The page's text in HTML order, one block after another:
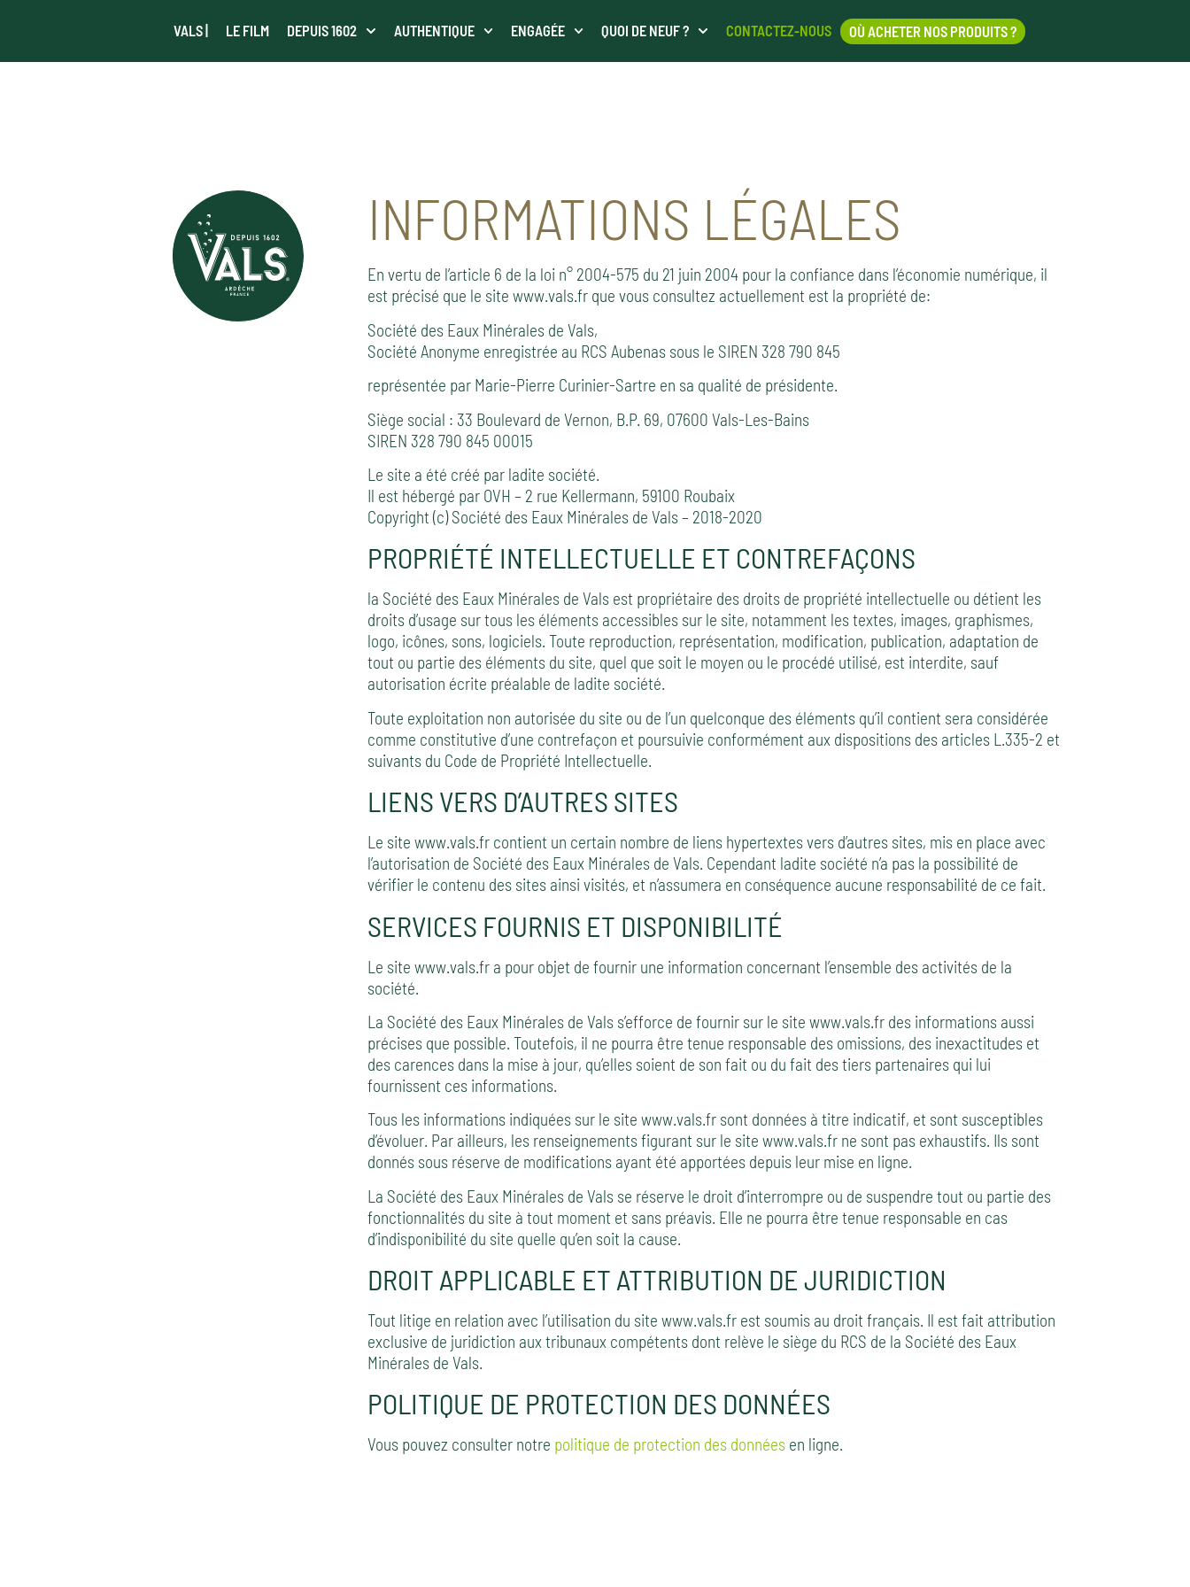
VALS | LE FILM DEPUIS 1602 AUTHENTIQUE ENGAGÉE QUOI DE NEUF ? CONTACTEZ-NOUS OÙ ACHETER NOS PRODUITS ?
INFORMATIONS LÉGALES
En vertu de l’article 6 de la loi n° 2004-575 du 21 juin 2004 pour la confiance dans l’économie numérique, il
est précisé que le site www.vals.fr que vous consultez actuellement est la propriété de:
Société des Eaux Minérales de Vals,
Société Anonyme enregistrée au RCS Aubenas sous le SIREN 328 790 845
représentée par Marie-Pierre Curinier-Sartre en sa qualité de présidente.
Siège social : 33 Boulevard de Vernon, B.P. 69, 07600 Vals-Les-Bains
SIREN 328 790 845 00015
Le site a été créé par ladite société.
Il est hébergé par OVH – 2 rue Kellermann, 59100 Roubaix
Copyright (c) Société des Eaux Minérales de Vals – 2018-2020
PROPRIÉTÉ INTELLECTUELLE ET CONTREFAÇONS
la Société des Eaux Minérales de Vals est propriétaire des droits de propriété intellectuelle ou détient les
droits d’usage sur tous les éléments accessibles sur le site, notamment les textes, images, graphismes,
logo, icônes, sons, logiciels. Toute reproduction, représentation, modification, publication, adaptation de
tout ou partie des éléments du site, quel que soit le moyen ou le procédé utilisé, est interdite, sauf
autorisation écrite préalable de ladite société.
Toute exploitation non autorisée du site ou de l’un quelconque des éléments qu’il contient sera considérée
comme constitutive d’une contrefaçon et poursuivie conformément aux dispositions des articles L.335-2 et
suivants du Code de Propriété Intellectuelle.
LIENS VERS D’AUTRES SITES
Le site www.vals.fr contient un certain nombre de liens hypertextes vers d’autres sites, mis en place avec
l’autorisation de Société des Eaux Minérales de Vals. Cependant ladite société n’a pas la possibilité de
vérifier le contenu des sites ainsi visités, et n’assumera en conséquence aucune responsabilité de ce fait.
SERVICES FOURNIS ET DISPONIBILITÉ
Le site www.vals.fr a pour objet de fournir une information concernant l’ensemble des activités de la
société.
La Société des Eaux Minérales de Vals s’efforce de fournir sur le site www.vals.fr des informations aussi
précises que possible. Toutefois, il ne pourra être tenue responsable des omissions, des inexactitudes et
des carences dans la mise à jour, qu’elles soient de son fait ou du fait des tiers partenaires qui lui
fournissent ces informations.
Tous les informations indiquées sur le site www.vals.fr sont données à titre indicatif, et sont susceptibles
d’évoluer. Par ailleurs, les renseignements figurant sur le site www.vals.fr ne sont pas exhaustifs. Ils sont
donnés sous réserve de modifications ayant été apportées depuis leur mise en ligne.
La Société des Eaux Minérales de Vals se réserve le droit d’interrompre ou de suspendre tout ou partie des
fonctionnalités du site à tout moment et sans préavis. Elle ne pourra être tenue responsable en cas
d’indisponibilité du site quelle qu’en soit la cause.
DROIT APPLICABLE ET ATTRIBUTION DE JURIDICTION
Tout litige en relation avec l’utilisation du site www.vals.fr est soumis au droit français. Il est fait attribution
exclusive de juridiction aux tribunaux compétents dont relève le siège du RCS de la Société des Eaux
Minérales de Vals.
POLITIQUE DE PROTECTION DES DONNÉES
Vous pouvez consulter notre politique de protection des donnéesen ligne.